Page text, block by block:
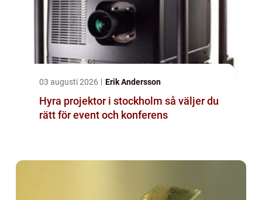
03 augusti 2026 Erik Andersson
Hyra projektor i stockholm så väljer du
rätt för event och konferens